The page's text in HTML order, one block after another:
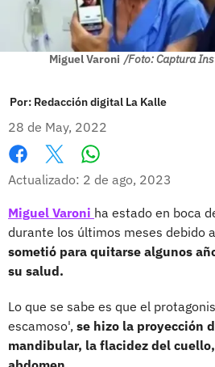
Miguel Varoni /Foto: Captura
Por: Redacción digital La Kalle
28 de May, 2022
Facebook
X
Actualizado: 2 de ago, 2023
Miguel Varoni ha estado en boca
durante los últimos meses debido
sometió para quitarse algunos
su salud.
Lo que se sabe es que el
escamoso', se hizo la proyección
mandibular, la flacidez del